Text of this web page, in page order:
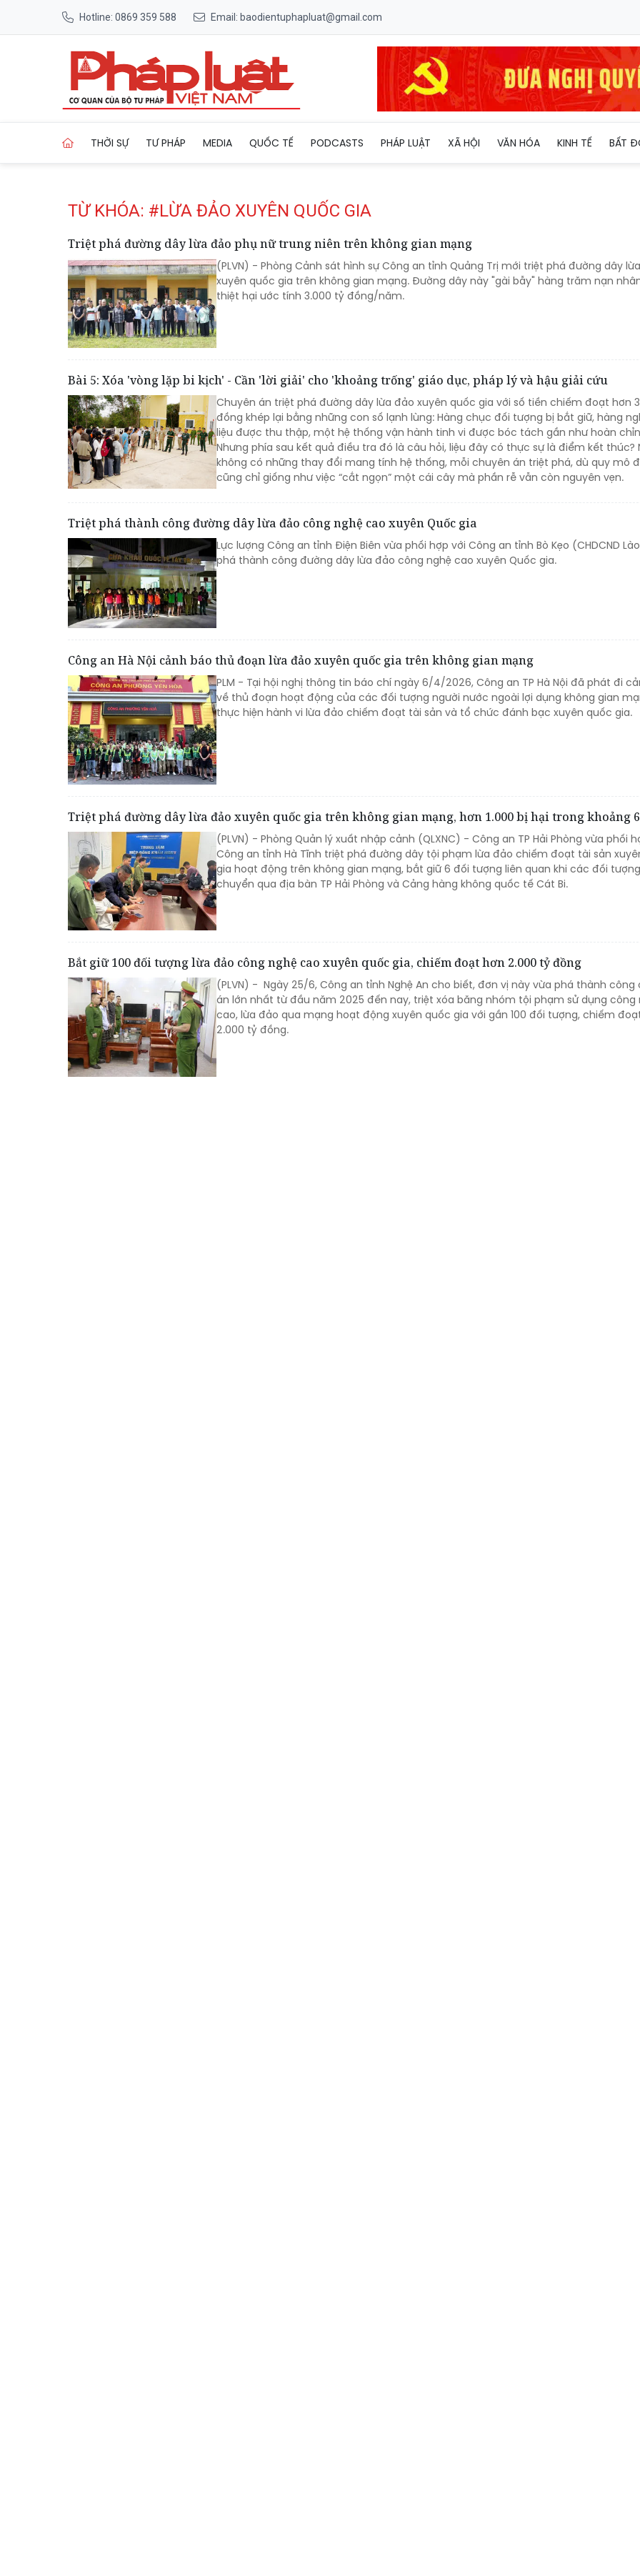
Hotline: 0869 359 588 Email: baodientuphapluat@gmail.com
THỜI SỰ TƯ PHÁP MEDIA QUỐC TẾ PODCASTS PHÁP LUẬT XÃ HỘI VĂN HÓA KINH TẾ BẤT
TỪ KHÓA: #LỪA ĐẢO XUYÊN QUỐC GIA
Triệt phá đường dây lừa đảo phụ nữ trung niên trên không gian mạng
(PLVN) - Phòng Cảnh sát hình sự Công an tỉnh Quảng Trị mới triệt phá đường dây
xuyên quốc gia trên không gian mạng. Đường dây này "gài bẫy" hàng trăm nạn
thiệt hại ước tính 3.000 tỷ đồng/năm.
Bài 5: Xóa 'vòng lặp bi kịch' - Cần 'lời giải' cho 'khoảng trống' giáo dục, pháp lý và hậu giải cứu
Chuyên án triệt phá đường dây lừa đảo xuyên quốc gia với số tiền chiếm đoạt hơn
đồng khép lại bằng những con số lạnh lùng: Hàng chục đối tượng bị bắt giữ, hàng
liệu được thu thập, một hệ thống vận hành tinh vi được bóc tách gần như hoàn
Nhưng phía sau kết quả điều tra đó là câu hỏi, liệu đây có thực sự là điểm kết thúc?
không có những thay đổi mang tính hệ thống, mỗi chuyên án triệt phá, dù quy mô
cũng chỉ giống như việc “cắt ngọn” một cái cây mà phần rễ vẫn còn nguyên vẹn.
Triệt phá thành công đường dây lừa đảo công nghệ cao xuyên Quốc gia
Lực lượng Công an tỉnh Điện Biên vừa phối hợp với Công an tỉnh Bò Kẹo (CHDCND
phá thành công đường dây lừa đảo công nghệ cao xuyên Quốc gia.
Công an Hà Nội cảnh báo thủ đoạn lừa đảo xuyên quốc gia trên không gian mạng
PLM - Tại hội nghị thông tin báo chí ngày 6/4/2026, Công an TP Hà Nội đã phát đi
về thủ đoạn hoạt động của các đối tượng người nước ngoài lợi dụng không gian
thực hiện hành vi lừa đảo chiếm đoạt tài sản và tổ chức đánh bạc xuyên quốc gia.
Triệt phá đường dây lừa đảo xuyên quốc gia trên không gian mạng, hơn 1.000 bị hại trong khoảng
(PLVN) - Phòng Quản lý xuất nhập cảnh (QLXNC) - Công an TP Hải Phòng vừa phối
Công an tỉnh Hà Tĩnh triệt phá đường dây tội phạm lừa đảo chiếm đoạt tài sản
gia hoạt động trên không gian mạng, bắt giữ 6 đối tượng liên quan khi các đối
chuyển qua địa bàn TP Hải Phòng và Cảng hàng không quốc tế Cát Bi.
Bắt giữ 100 đối tượng lừa đảo công nghệ cao xuyên quốc gia, chiếm đoạt hơn 2.000 tỷ đồng
(PLVN) - Ngày 25/6, Công an tỉnh Nghệ An cho biết, đơn vị này vừa phá thành công
án lớn nhất từ đầu năm 2025 đến nay, triệt xóa băng nhóm tội phạm sử dụng công
cao, lừa đảo qua mạng hoạt động xuyên quốc gia với gần 100 đối tượng, chiếm
2.000 tỷ đồng.